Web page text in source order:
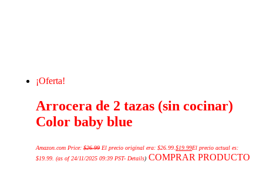
¡Oferta!
Arrocera de 2 tazas (sin cocinar)
Color baby blue
Amazon.com Price:$26.99 El precio original era: $26.99.$19.99El precio actual es:
$19.99. (as of 24/11/2025 09:39 PST- Details) COMPRAR PRODUCTO